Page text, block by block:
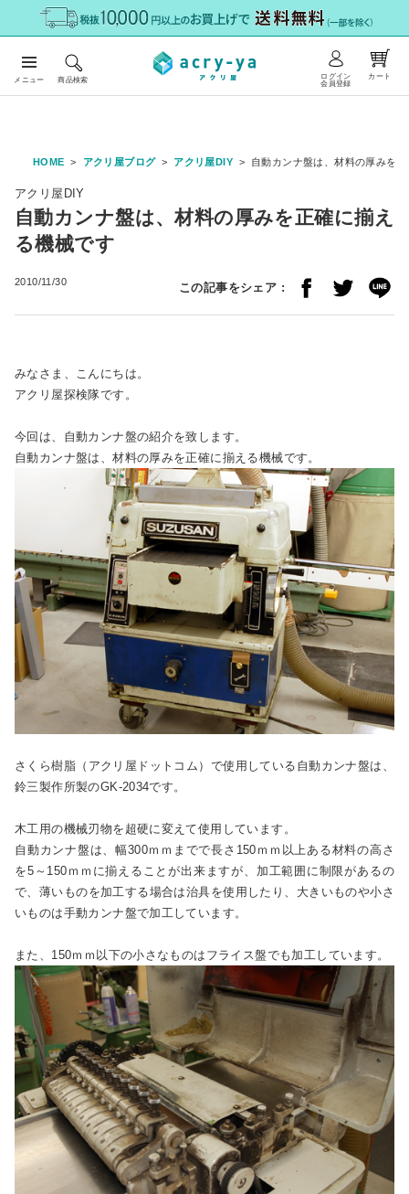
メニュー 商品検索
ログイン
会員登録
カート
HOME アクリ屋ブログ アクリ屋DIY 自動カンナ盤は、材料の厚みを
アクリ屋DIY
自動カンナ盤は、材料の厚みを正確に揃え
る機械です
2010/11/30 この記事をシェア :
みなさま、こんにちは。
アクリ屋探検隊です。
今回は、自動カンナ盤の紹介を致します。
自動カンナ盤は、材料の厚みを正確に揃える機械です。
さくら樹脂（アクリ屋ドットコム）で使用している自動カンナ盤は、
鈴三製作所製のGK-2034です。
木工用の機械刃物を超硬に変えて使用しています。
自動カンナ盤は、幅300ｍｍまでで長さ150ｍｍ以上ある材料の高さ
を5～150ｍｍに揃えることが出来ますが、加工範囲に制限があるの
で、薄いものを加工する場合は治具を使用したり、大きいものや小さ
いものは手動カンナ盤で加工しています。
また、150ｍｍ以下の小さなものはフライス盤でも加工しています。